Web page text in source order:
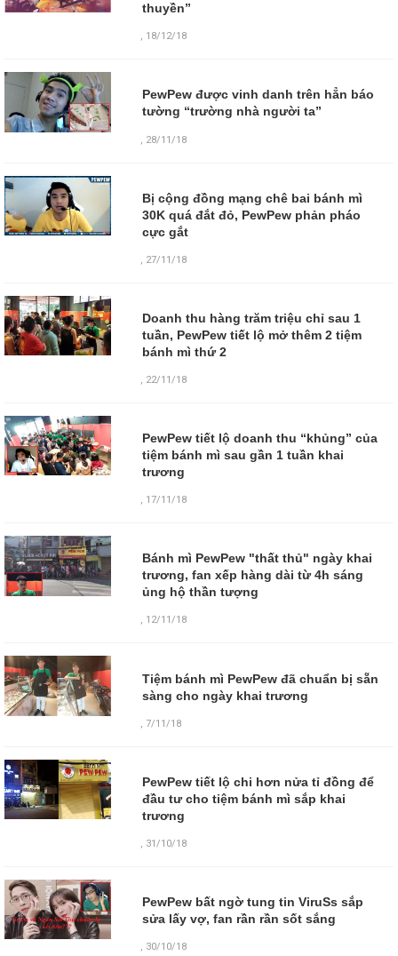
thuyền”
, 18/12/18
PewPew được vinh danh trên hẳn báo
tường “trường nhà người ta”
28/11/18
Bị cộng đồng mạng chê bai bánh mì
30K quá đắt đỏ, PewPew phản pháo
cực gắt
, 27/11/18
Doanh thu hàng trăm triệu chỉ sau 1
tuần, PewPew tiết lộ mở thêm 2 tiệm
bánh mì thứ 2
, 22/11/18
PewPew tiết lộ doanh thu “khủng” của
tiệm bánh mì sau gần 1 tuần khai
trương
, 17/11/18
Bánh mì PewPew "thất thủ" ngày khai
trương, fan xếp hàng dài từ 4h sáng
ủng hộ thần tượng
, 12/11/18
Tiệm bánh mì PewPew đã chuẩn bị sẵn
sàng cho ngày khai trương
,7/11/18
PewPew tiết lộ chi hơn nửa tỉ đồng để
đầu tư cho tiệm bánh mì sắp khai
trương
, 31/10/18
PewPew bất ngờ tung tin ViruSs sắp
sửa lấy vợ, fan rần rần sốt sắng
, 30/10/18